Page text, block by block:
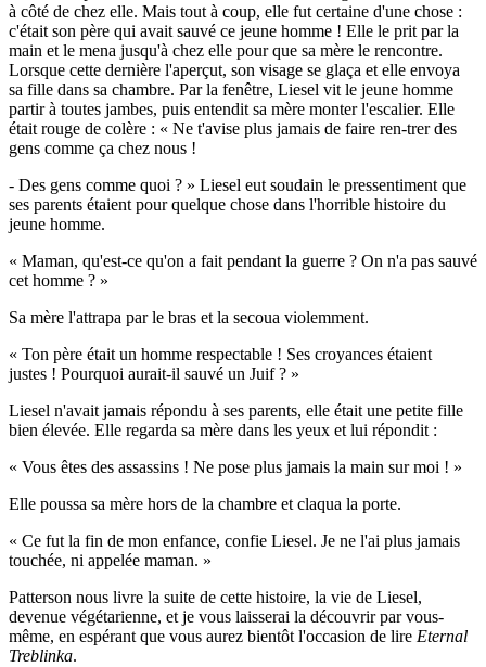
à côté de chez elle. Mais tout à coup, elle fut certaine d'une chose :
c'était son père qui avait sauvé ce jeune homme ! Elle le prit par la
main et le mena jusqu'à chez elle pour que sa mère le rencontre.
Lorsque cette dernière l'aperçut, son visage se glaça et elle envoya
sa fille dans sa chambre. Par la fenêtre, Liesel vit le jeune homme
partir à toutes jambes, puis entendit sa mère monter l'escalier. Elle
était rouge de colère : « Ne t'avise plus jamais de faire ren-trer des
gens comme ça chez nous !
- Des gens comme quoi ? » Liesel eut soudain le pressentiment que
ses parents étaient pour quelque chose dans l'horrible histoire du
jeune homme.
« Maman, qu'est-ce qu'on a fait pendant la guerre ? On n'a pas sauvé
cet homme ? »
Sa mère l'attrapa par le bras et la secoua violemment.
« Ton père était un homme respectable ! Ses croyances étaient
justes ! Pourquoi aurait-il sauvé un Juif ? »
Liesel n'avait jamais répondu à ses parents, elle était une petite fille
bien élevée. Elle regarda sa mère dans les yeux et lui répondit :
« Vous êtes des assassins ! Ne pose plus jamais la main sur moi ! »
Elle poussa sa mère hors de la chambre et claqua la porte.
« Ce fut la fin de mon enfance, confie Liesel. Je ne l'ai plus jamais
touchée, ni appelée maman. »
Patterson nous livre la suite de cette histoire, la vie de Liesel,
devenue végétarienne, et je vous laisserai la découvrir par vous-
même, en espérant que vous aurez bientôt l'occasion de lire Eternal
Treblinka.